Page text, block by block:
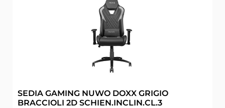
SEDIA GAMING NUWO DOXX GRIGIO
BRACCIOLI 2D SCHIEN.INCLIN.CL.3